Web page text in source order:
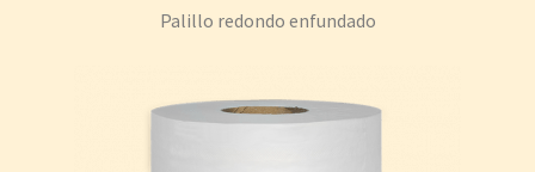
Palillo redondo enfundado